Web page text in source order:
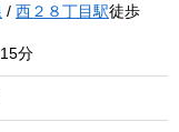
/ 西２８丁目駅徒歩
分